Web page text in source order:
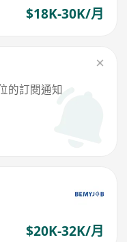
$18K-30K/月
的訂閱通知
$20K-32K/月